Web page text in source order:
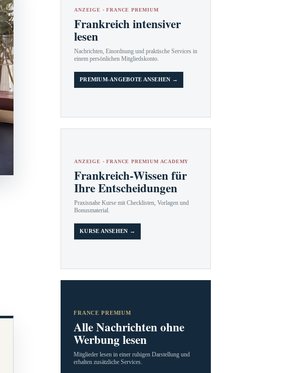
ANZEIGE · FRANCE PREMIUM
Frankreich intensiver
lesen
Nachrichten, Einordnung und praktische Services in
einem persönlichen Mitgliedskonto.
PREMIUM-ANGEBOTE ANSEHEN →
ANZEIGE · FRANCE PREMIUM ACADEMY
Frankreich-Wissen für
Ihre Entscheidungen
Praxisnahe Kurse mit Checklisten, Vorlagen und
Bonusmaterial.
KURSE ANSEHEN →
FRANCE PREMIUM
Alle Nachrichten ohne
Werbung lesen
Mitglieder lesen in einer ruhigen Darstellung und
erhalten zusätzliche Services.